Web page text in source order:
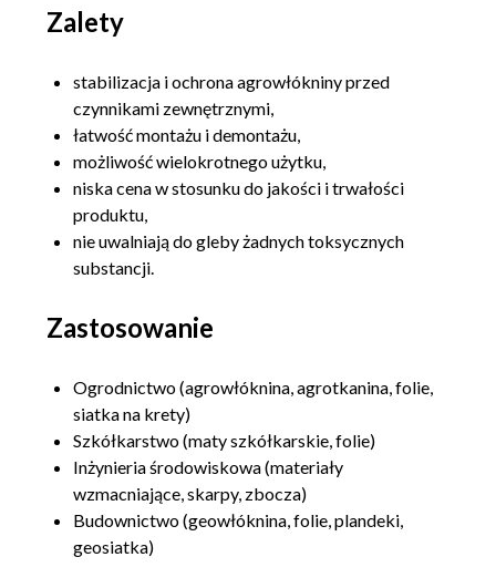
Zalety
stabilizacja i ochrona agrowłókniny przed
czynnikami zewnętrznymi,
łatwość montażu i demontażu,
możliwość wielokrotnego użytku,
niska cena w stosunku do jakości i trwałości
produktu,
nie uwalniają do gleby żadnych toksycznych
substancji.
Zastosowanie
Ogrodnictwo (agrowłóknina, agrotkanina, folie,
siatka na krety)
Szkółkarstwo (maty szkółkarskie, folie)
Inżynieria środowiskowa (materiały
wzmacniające, skarpy, zbocza)
Budownictwo (geowłóknina, folie, plandeki,
geosiatka)